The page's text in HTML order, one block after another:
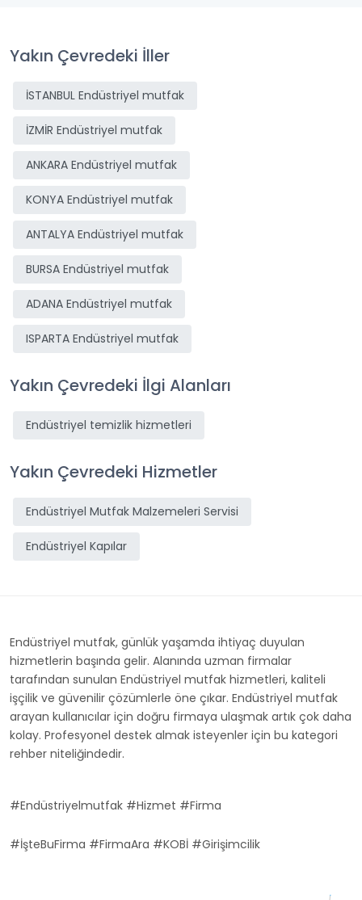
Yakın Çevredeki İller
İSTANBUL Endüstriyel mutfak
İZMİR Endüstriyel mutfak
ANKARA Endüstriyel mutfak
KONYA Endüstriyel mutfak
ANTALYA Endüstriyel mutfak
BURSA Endüstriyel mutfak
ADANA Endüstriyel mutfak
ISPARTA Endüstriyel mutfak
Yakın Çevredeki İlgi Alanları
Endüstriyel temizlik hizmetleri
Yakın Çevredeki Hizmetler
Endüstriyel Mutfak Malzemeleri Servisi
Endüstriyel Kapılar
Endüstriyel mutfak, günlük yaşamda ihtiyaç duyulan
hizmetlerin başında gelir. Alanında uzman firmalar
tarafından sunulan Endüstriyel mutfak hizmetleri, kaliteli
işçilik ve güvenilir çözümlerle öne çıkar. Endüstriyel mutfak
arayan kullanıcılar için doğru firmaya ulaşmak artık çok daha
kolay. Profesyonel destek almak isteyenler için bu kategori
rehber niteliğindedir.
#Endüstriyelmutfak #Hizmet #Firma
#İşteBuFirma #FirmaAra #KOBİ #Girişimcilik